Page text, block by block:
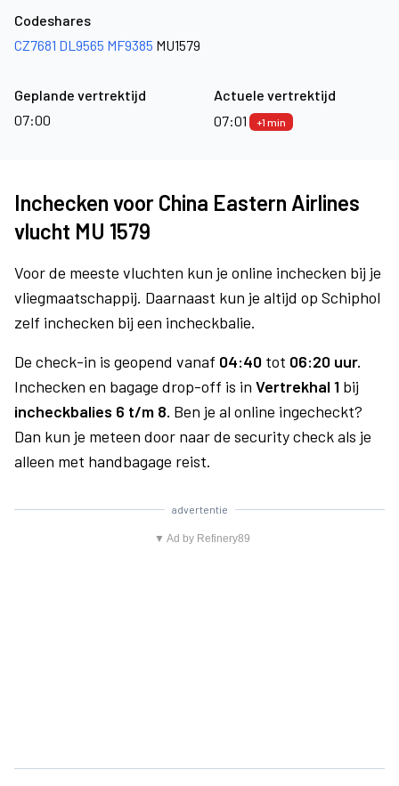
Codeshares
CZ7681 DL9565 MF9385 MU1579
Geplande vertrektijd
07:00
Actuele vertrektijd
07:01
+1 min
Inchecken voor China Eastern Airlines
vlucht MU 1579
Voor de meeste vluchten kun je online inchecken bij je
vliegmaatschappij. Daarnaast kun je altijd op Schiphol
zelf inchecken bij een incheckbalie.
De check-in is geopend vanaf 04:40 tot 06:20 uur.
Inchecken en bagage drop-off is in Vertrekhal 1 bij
incheckbalies 6 t/m 8. Ben je al online ingecheckt?
Dan kun je meteen door naar de security check als je
alleen met handbagage reist.
advertentie
▼ Ad by Refinery89